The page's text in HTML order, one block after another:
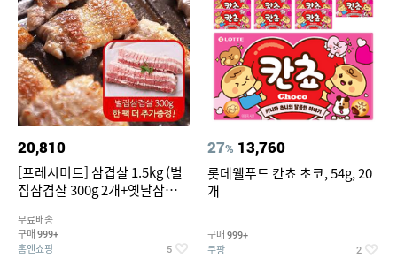
20,810
[프레시미트] 삼겹살 1.5kg (벌
집삼겹살 300g 2개+옛날삼겹살
팩 추가증정)
무료배송
구매 999+
홈앤쇼핑 5
27% 13,760
롯데웰푸드 칸쵸 초코, 54g, 20
개
구매 999+
쿠팡 2